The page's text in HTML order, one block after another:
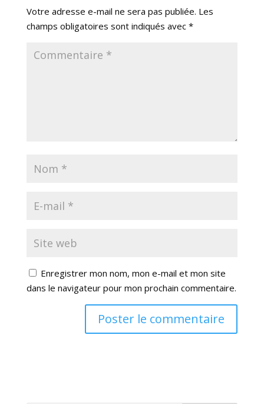
Votre adresse e-mail ne sera pas publiée. Les
champs obligatoires sont indiqués avec *
Enregistrer mon nom, mon e-mail et mon site
dans le navigateur pour mon prochain commentaire.